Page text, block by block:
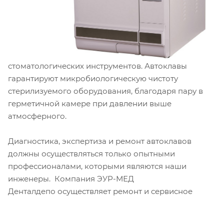
стоматологических инструментов. Автоклавы
гарантируют микробиологическую чистоту
стерилизуемого оборудования, благодаря пару в
герметичной камере при давлении выше
атмосферного.
Диагностика, экспертиза и ремонт автоклавов
должны осуществляться только опытными
профессионалами, которыми являются наши
инженеры. Компания ЭУР-МЕД
Денталдепо осуществляет ремонт и сервисное